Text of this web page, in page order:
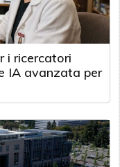
i ricercatori
IA avanzata per